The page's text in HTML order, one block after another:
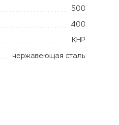
500
400
КНР
нержавеющая сталь